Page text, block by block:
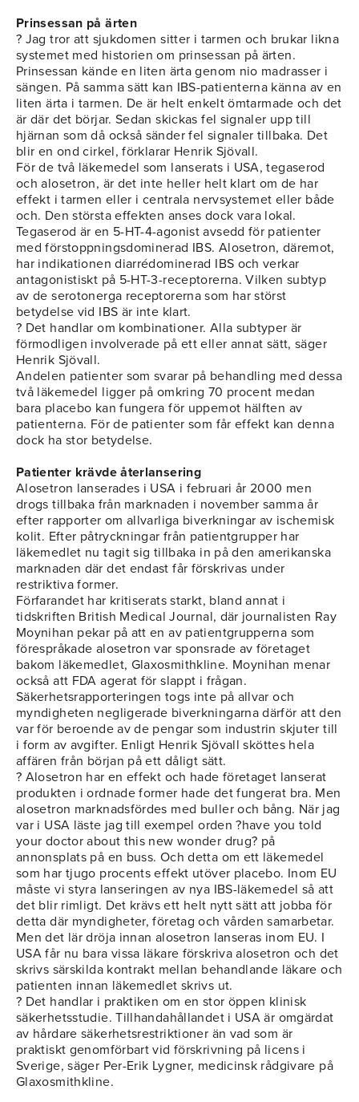
Prinsessan på ärten
? Jag tror att sjukdomen sitter i tarmen och brukar likna
systemet med historien om prinsessan på ärten.
Prinsessan kände en liten ärta genom nio madrasser i
sängen. På samma sätt kan IBS-patienterna känna av en
liten ärta i tarmen. De är helt enkelt ömtarmade och det
är där det börjar. Sedan skickas fel signaler upp till
hjärnan som då också sänder fel signaler tillbaka. Det
blir en ond cirkel, förklarar Henrik Sjövall.
För de två läkemedel som lanserats i USA, tegaserod
och alosetron, är det inte heller helt klart om de har
effekt i tarmen eller i centrala nervsystemet eller både
och. Den största effekten anses dock vara lokal.
Tegaserod är en 5-HT-4-agonist avsedd för patienter
med förstoppningsdominerad IBS. Alosetron, däremot,
har indikationen diarrédominerad IBS och verkar
antagonistiskt på 5-HT-3-receptorerna. Vilken subtyp
av de serotonerga receptorerna som har störst
betydelse vid IBS är inte klart.
? Det handlar om kombinationer. Alla subtyper är
förmodligen involverade på ett eller annat sätt, säger
Henrik Sjövall.
Andelen patienter som svarar på behandling med dessa
två läkemedel ligger på omkring 70 procent medan
bara placebo kan fungera för uppemot hälften av
patienterna. För de patienter som får effekt kan denna
dock ha stor betydelse.
Patienter krävde återlansering
Alosetron lanserades i USA i februari år 2000 men
drogs tillbaka från marknaden i november samma år
efter rapporter om allvarliga biverkningar av ischemisk
kolit. Efter påtryckningar från patientgrupper har
läkemedlet nu tagit sig tillbaka in på den amerikanska
marknaden där det endast får förskrivas under
restriktiva former.
Förfarandet har kritiserats starkt, bland annat i
tidskriften British Medical Journal, där journalisten Ray
Moynihan pekar på att en av patientgrupperna som
förespråkade alosetron var sponsrade av företaget
bakom läkemedlet, Glaxosmithkline. Moynihan menar
också att FDA agerat för slappt i frågan.
Säkerhetsrapporteringen togs inte på allvar och
myndigheten negligerade biverkningarna därför att den
var för beroende av de pengar som industrin skjuter till
i form av avgifter. Enligt Henrik Sjövall sköttes hela
affären från början på ett dåligt sätt.
? Alosetron har en effekt och hade företaget lanserat
produkten i ordnade former hade det fungerat bra. Men
alosetron marknadsfördes med buller och bång. När jag
var i USA läste jag till exempel orden ?have you told
your doctor about this new wonder drug? på
annonsplats på en buss. Och detta om ett läkemedel
som har tjugo procents effekt utöver placebo. Inom EU
måste vi styra lanseringen av nya IBS-läkemedel så att
det blir rimligt. Det krävs ett helt nytt sätt att jobba för
detta där myndigheter, företag och vården samarbetar.
Men det lär dröja innan alosetron lanseras inom EU. I
USA får nu bara vissa läkare förskriva alosetron och det
skrivs särskilda kontrakt mellan behandlande läkare och
patienten innan läkemedlet skrivs ut.
? Det handlar i praktiken om en stor öppen klinisk
säkerhetsstudie. Tillhandahållandet i USA är omgärdat
av hårdare säkerhetsrestriktioner än vad som är
praktiskt genomförbart vid förskrivning på licens i
Sverige, säger Per-Erik Lygner, medicinsk rådgivare på
Glaxosmithkline.